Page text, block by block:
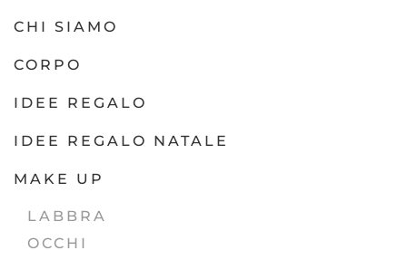
CHI SIAMO
CORPO
IDEE REGALO
IDEE REGALO NATALE
MAKE UP
LABBRA
OCCHI